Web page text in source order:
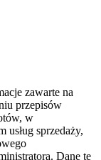
zawarte na
przepisów
w
usług sprzedaży,
Dane te